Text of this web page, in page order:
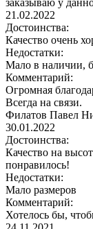
21.02.2022
Достоинства:
Качество очень
Недостатки:
Мало в наличии,
Комментарий:
Огромная
Всегда на связи.
Филатов Павел
30.01.2022
Достоинства:
Качество на
понравилось!
Недостатки:
Мало размеров
Комментарий:
Хотелось бы,